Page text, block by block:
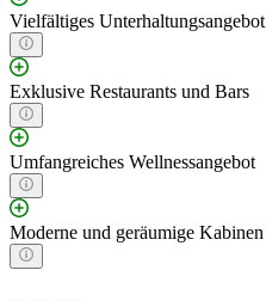
Vielfältiges Unterhaltungsangebot
Exklusive Restaurants und Bars
Umfangreiches Wellnessangebot
Moderne und geräumige Kabinen